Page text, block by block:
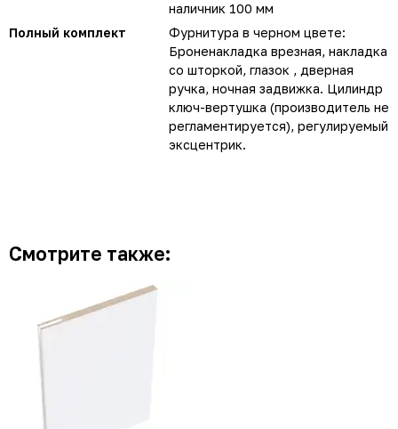
наличник 100 мм
Полный комплект
Фурнитура в черном цвете:
Броненакладка врезная, накладка
со шторкой, глазок , дверная
ручка, ночная задвижка. Цилиндр
ключ-вертушка (производитель не
регламентируется), регулируемый
эксцентрик.
Смотрите также: